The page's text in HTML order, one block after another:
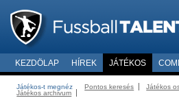
KEZDÖLAP HÍREK JÁTÉKOS
Játékos-t megnéz Pontos keresés Játékos
Játékos archivum